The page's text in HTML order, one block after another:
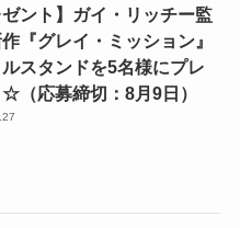
ゼント】ガイ・リッチー監
『グレイ・ミッション』
スタンドを5名様にプレ
（応募締切：8月9日）